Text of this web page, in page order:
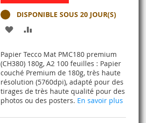
DISPONIBLE SOUS 20 JOUR(S)
AJOUTER
MA
LISTE
D’ENVIE
COMPARATEUR
Papier Tecco Mat PMC180 premium
(CH380) 180g, A2 100 feuilles : Papier
couché Premium de 180g, très haute
résolution (5760dpi), adapté pour des
tirages de très haute qualité pour des
photos ou des posters. En savoir plus